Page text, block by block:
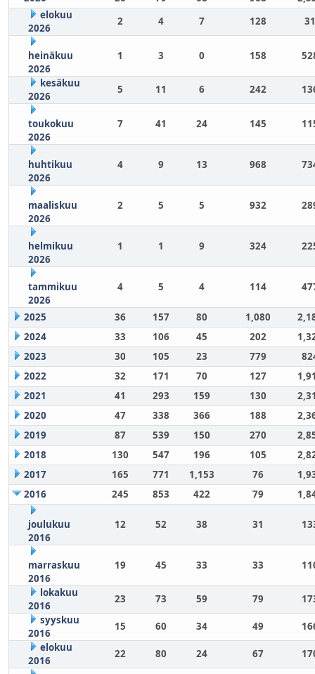
elokuu
2026
2 4 7 128
heinäkuu
2026
1 3 0 158
kesäkuu
2026
5 11 6 242
toukokuu
2026
7 41 24 145
huhtikuu
2026
4 9 13 968
maaliskuu
2026
2 5 5 932
helmikuu
2026
1 1 9 324
tammikuu
2026
4 5 4 114
2025 36 157 80 1,080
2024
33 106 45 202
2023
30 105 23 779
2022
32 171 70 127
2021
41 293 159 130
2020
47 338 366 188
2019
87 539 150 270
2018
130 547 196 105
2017
165 771 1,153 76
2016
245 853 422 79
joulukuu
2016
12 52 38 31
marraskuu
2016
19 45 33 33
lokakuu
2016
23 73 59 79
syyskuu
2016
15 60 34 49
elokuu
2016
22 80 24 67